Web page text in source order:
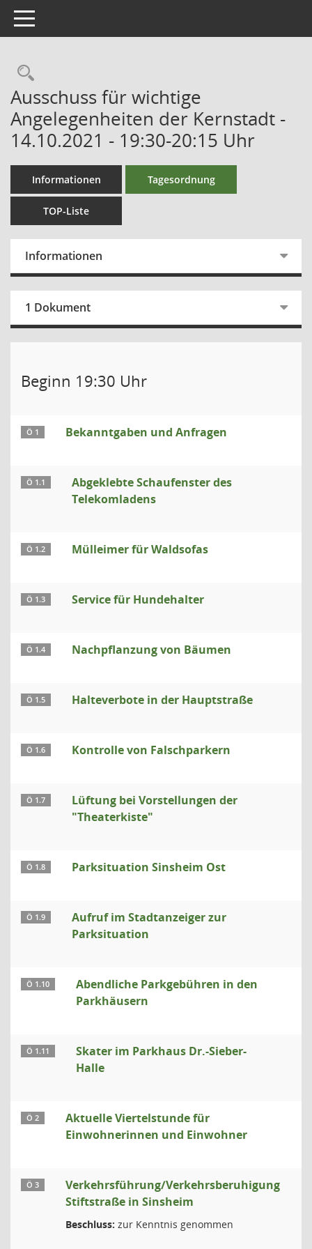
Toggle navigation
Ausschuss für wichtige
Angelegenheiten der Kernstadt -
14.10.2021 - 19:30-20:15 Uhr
Informationen Tagesordnung
TOP-Liste
Informationen
1 Dokument
Beginn 19:30 Uhr
Ö 1 Bekanntgaben und Anfragen
Ö 1.1
Abgeklebte Schaufenster des
Telekomladens
Ö 1.2 Mülleimer für Waldsofas
Ö 1.3 Service für Hundehalter
Ö 1.4 Nachpflanzung von Bäumen
Ö 1.5 Halteverbote in der Hauptstraße
Ö 1.6 Kontrolle von Falschparkern
Ö 1.7
Lüftung bei Vorstellungen der
"Theaterkiste"
Ö 1.8 Parksituation Sinsheim Ost
Ö 1.9
Aufruf im Stadtanzeiger zur
Parksituation
Ö 1.10
Abendliche Parkgebühren in den
Parkhäusern
Ö 1.11
Skater im Parkhaus Dr.-Sieber-
Halle
Ö 2
Aktuelle Viertelstunde für
Einwohnerinnen und Einwohner
Ö 3
Verkehrsführung/Verkehrsberuhigung
Stiftstraße in Sinsheim
Beschluss: zur Kenntnis genommen